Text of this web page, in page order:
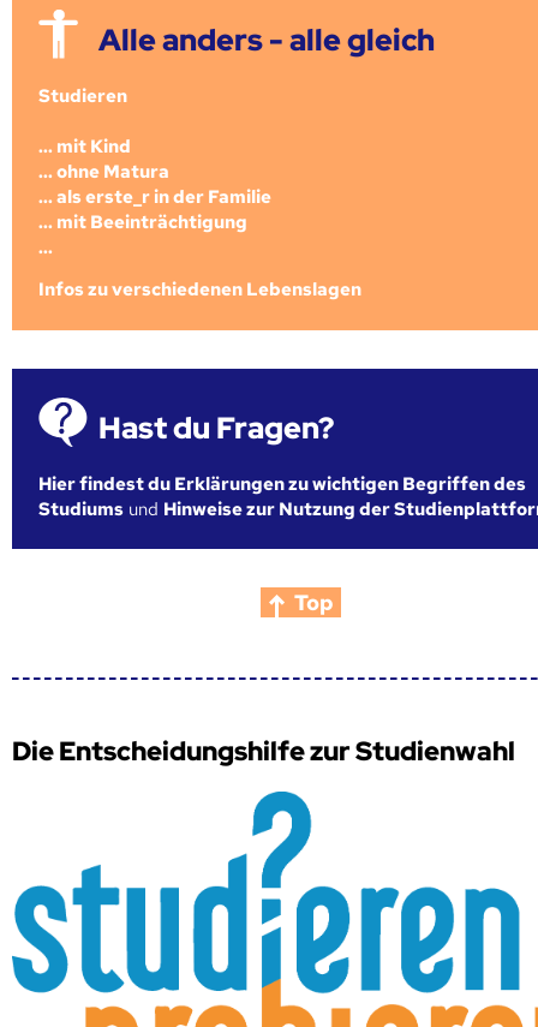
Alle anders - alle gleich
Studieren
... mit Kind
... ohne Matura
... als erste_r in der Familie
... mit Beeinträchtigung
...
Infos zu verschiedenen Lebenslagen
Hast du Fragen?
Hier findest du Erklärungen zu wichtigen Begriffen des
Studiums und Hinweise zur Nutzung der
Top
Die Entscheidungshilfe zur Studienwahl